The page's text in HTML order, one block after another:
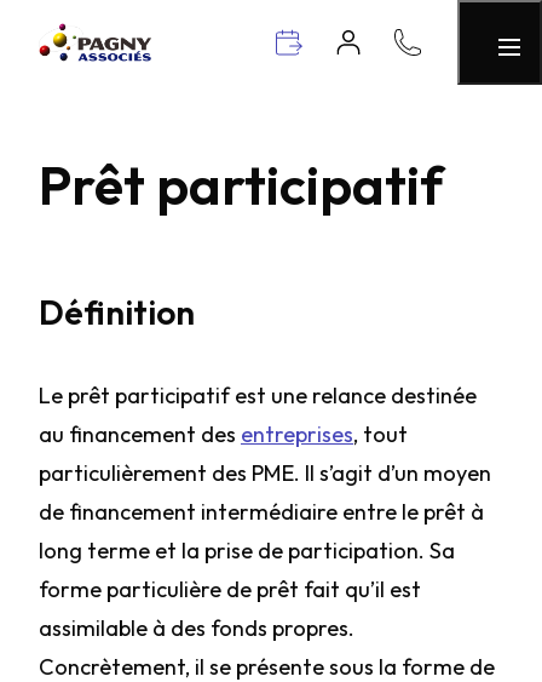
Prêt participatif
Définition
Le prêt participatif est une relance destinée
au financement des entreprises, tout
particulièrement des PME. Il s’agit d’un moyen
de financement intermédiaire entre le prêt à
long terme et la prise de participation. Sa
forme particulière de prêt fait qu’il est
assimilable à des fonds propres.
Concrètement, il se présente sous la forme de